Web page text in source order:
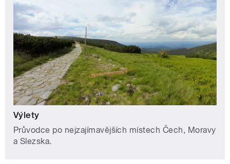
Výlety
Průvodce po nejzajímavějších místech Čech, Moravy
a Slezska.